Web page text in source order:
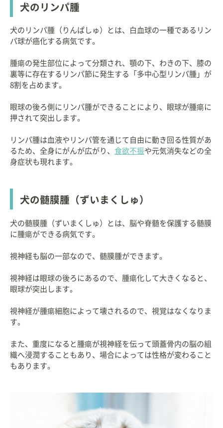
犬のリンパ腫
犬のリンパ腫（りんぱしゅ）とは、白血球の一種であるリン
パ球が癌化する病気です。
腫瘍の発生部位によって分類され、顎の下、わきの下、膝の
裏等に存在するリンパ節に発生する「多中心型リンパ腫」が
8割を占めます。
眼球の後ろ側にリンパ腫ができることにより、眼球が腫瘍に
押されて突出します。
リンパ腫は血液やリンパ管を通じて自由に動き回る性質があ
るため、全身にがんが広がり、 食欲不振や元気消失などの全
身症状も現れます。
犬の髄膜腫（ずいまくしゅ）
犬の髄膜腫（ずいまくしゅ）とは、脳や脊髄を保護する髄膜
に腫瘍ができる病気です。
視神経も脳の一部なので、髄膜腫ができます。
視神経は眼球の後ろにあるので、腫瘍化して大きくなると、
眼球が突出します。
視神経が腫瘍細胞によって壊されるので、視覚はなくなりま
す。
また、重度になると腫瘍が視神経を伝って頭蓋骨内の脳の組
織へ浸潤することもあり、場合によっては性格が変わること
もあります。